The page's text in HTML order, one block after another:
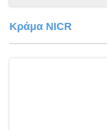
Κράμα NICR